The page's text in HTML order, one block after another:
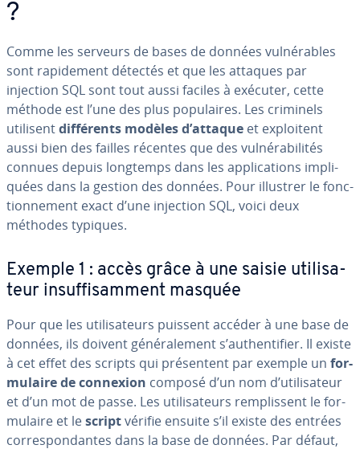
?
Comme les serveurs de bases de données vul­né­rables
sont ra­pi­de­ment détectés et que les attaques par
injection SQL sont tout aussi faciles à exécuter, cette
méthode est l’une des plus po­pu­laires. Les criminels
utilisentdif­fé­rents modèles d’attaque et ex­ploi­tent
aussi bien des failles récentes que des vul­né­ra­bi­li­tés
connues depuis longtemps dans les ap­pli­ca­tions im­pli­
quées dans la gestion des données. Pour illustrer le fonc­
tion­ne­ment exact d’une injection SQL, voici deux
méthodes typiques.
Exemple 1 : accès grâce à une saisie uti­li­sa­
teur in­suf­fi­sam­ment masquée
Pour que les uti­li­sa­teurs puissent accéder à une base de
données, ils doivent gé­né­ra­le­ment s’au­then­ti­fier. Il existe
à cet effet des scripts qui pré­sen­tent par exemple un for­
mu­laire de connexion composé d’un nom d’uti­li­sa­teur
et d’un mot de passe. Les uti­li­sa­teurs rem­plis­sent le for­
mu­laire et lescriptvérifie ensuite s’il existe des entrées
cor­res­pon­dantes dans la base de données. Par défaut,